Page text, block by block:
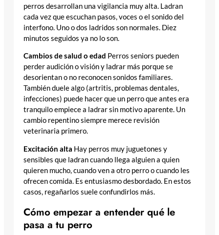
perros desarrollan una vigilancia muy alta. Ladran
cada vez que escuchan pasos, voces o el sonido del
interfono. Uno o dos ladridos son normales. Diez
minutos seguidos ya no lo son.
Cambios de salud o edad Perros seniors pueden
perder audición o visión y ladrar más porque se
desorientan o no reconocen sonidos familiares.
También duele algo (artritis, problemas dentales,
infecciones) puede hacer que un perro que antes era
tranquilo empiece a ladrar sin motivo aparente. Un
cambio repentino siempre merece revisión
veterinaria primero.
Excitación alta Hay perros muy juguetones y
sensibles que ladran cuando llega alguien a quien
quieren mucho, cuando ven a otro perro o cuando les
ofrecen comida. Es entusiasmo desbordado. En estos
casos, regañarlos suele confundirlos más.
Cómo empezar a entender qué le
pasa a tu perro